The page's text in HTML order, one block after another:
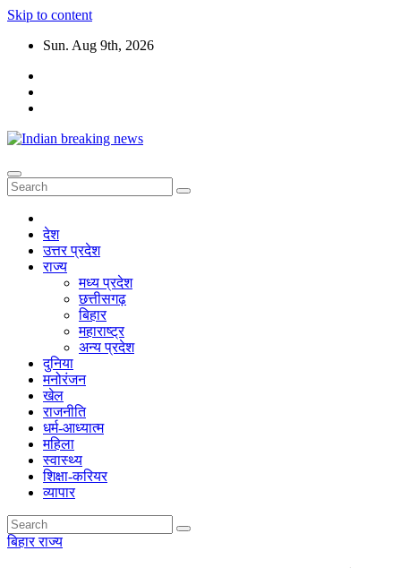
Skip to content
Sun. Aug 9th, 2026
देश
उत्तर प्रदेश
राज्य
मध्य प्रदेश
छत्तीसगढ़
बिहार
महाराष्ट्र
अन्य प्रदेश
दुनिया
मनोरंजन
खेल
राजनीति
धर्म-आध्यात्म
महिला
स्वास्थ्य
शिक्षा-करियर
व्यापार
बिहारराज्य